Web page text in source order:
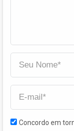
Concordo em